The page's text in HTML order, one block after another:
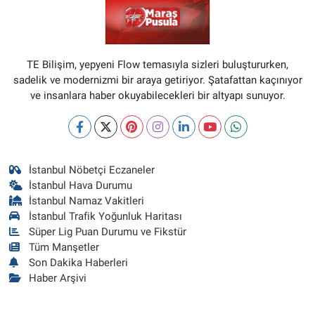
TE Bilişim, yepyeni Flow temasıyla sizleri buluştururken,
sadelik ve modernizmi bir araya getiriyor. Şatafattan kaçınıyor
ve insanlara haber okuyabilecekleri bir altyapı sunuyor.
İstanbul Nöbetçi Eczaneler
İstanbul Hava Durumu
İstanbul Namaz Vakitleri
İstanbul Trafik Yoğunluk Haritası
Süper Lig Puan Durumu ve Fikstür
Tüm Manşetler
Son Dakika Haberleri
Haber Arşivi